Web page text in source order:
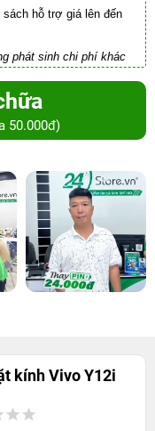
hỗ trợ giá lên đến
phát sinh chi phí khác
50.000đ)
kính Vivo Y12i